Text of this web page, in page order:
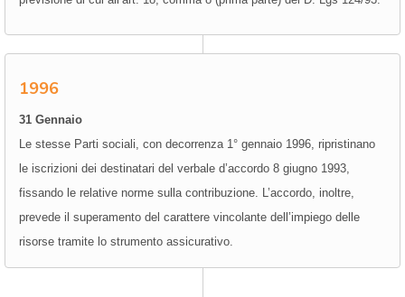
1996
31 Gennaio
Le stesse Parti sociali, con decorrenza 1° gennaio 1996, ripristinano
le iscrizioni dei destinatari del verbale d’accordo 8 giugno 1993,
fissando le relative norme sulla contribuzione. L’accordo, inoltre,
prevede il superamento del carattere vincolante dell’impiego delle
risorse tramite lo strumento assicurativo.